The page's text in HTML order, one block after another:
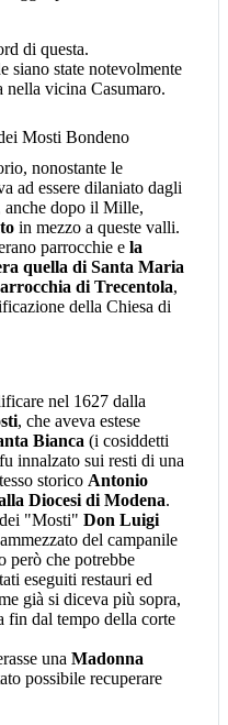
di questa.
siano state notevolmente
nella vicina Casumaro.
nonostante le
ad essere dilaniato dagli
anche dopo il Mille,
in mezzo a queste valli.
parrocchie e la
quella di Santa Maria
di Trecentola,
della Chiesa di
nel 1627 dalla
, che aveva estese
Bianca (i cosiddetti
innalzato sui resti di una
storico Antonio
Diocesi di Modena.
"Mosti" Don Luigi
del campanile
però che potrebbe
eseguiti restauri ed
già si diceva più sopra,
fin dal tempo della corte
una Madonna
possibile recuperare